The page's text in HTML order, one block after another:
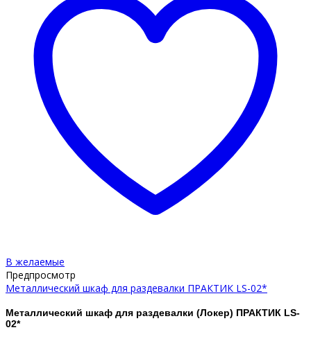
В желаемые
Предпросмотр
Металлический шкаф для раздевалки ПРАКТИК LS-02*
Металлический шкаф для раздевалки (Локер) ПРАКТИК LS-
02*